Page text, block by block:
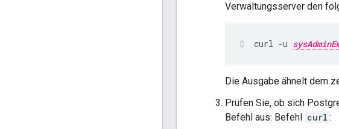
Verwaltungsserver den
curl -u
Die Ausgabe ähnelt dem
Prüfen Sie, ob sich
Befehl aus: Befehl curl :